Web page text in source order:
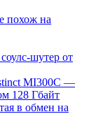
похож на
шутер от
MI300C —
128 Гбайт
в обмен на